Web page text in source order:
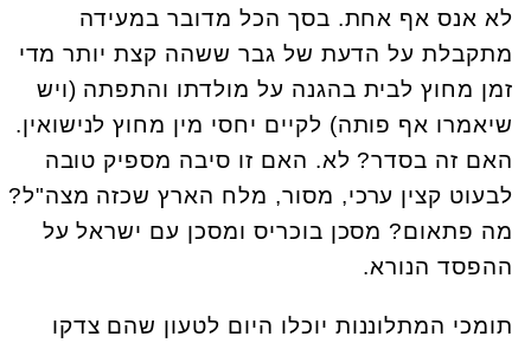
לא אנס אף אחת. בסך הכל מדובר במעידה
מתקבלת על הדעת של גבר ששהה קצת יותר מדי
זמן מחוץ לבית בהגנה על מולדתו והתפתה (ויש
שיאמרו אף פותה) לקיים יחסי מין מחוץ לנישואין.
האם זה בסדר? לא. האם זו סיבה מספיק טובה
לבעוט קצין ערכי, מסור, מלח הארץ שכזה מצה"ל?
מה פתאום? מסכן בוכריס ומסכן עם ישראל על
ההפסד הנורא.
תומכי המתלוננות יוכלו היום לטעון שהם צדקו